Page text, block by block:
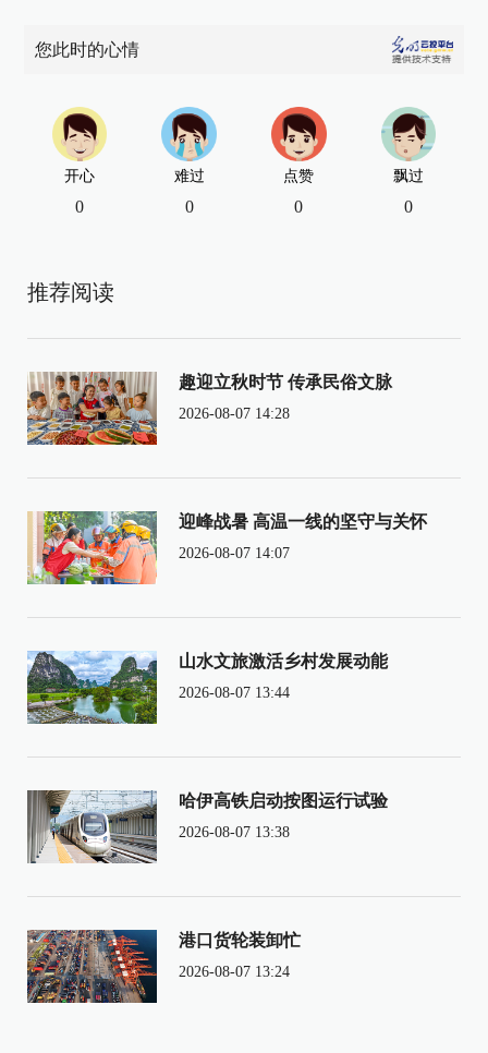
您此时的心情
开心
0
难过
0
点赞
0
飘过
0
推荐阅读
趣迎立秋时节 传承民俗文脉
2026-08-07 14:28
迎峰战暑 高温一线的坚守与关怀
2026-08-07 14:07
山水文旅激活乡村发展动能
2026-08-07 13:44
哈伊高铁启动按图运行试验
2026-08-07 13:38
港口货轮装卸忙
2026-08-07 13:24